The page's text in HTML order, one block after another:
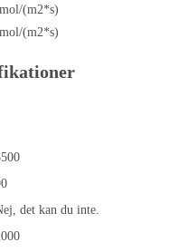
(m2*s)
(m2*s)
det kan du inte.